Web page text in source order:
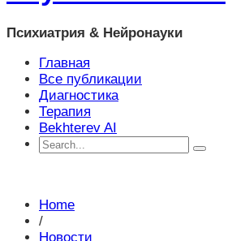
Психиатрия & Нейронауки
Главная
Все публикации
Диагностика
Терапия
Bekhterev AI
Home
/
Новости